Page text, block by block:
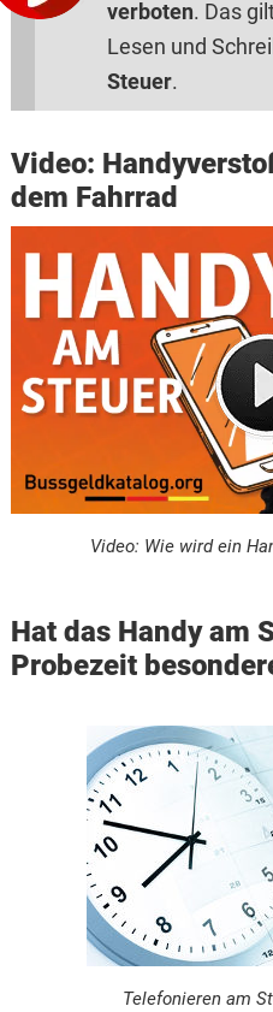
verboten. Das
Lesen und
Steuer.
Video:
dem Fahrrad
Video: Wie wird ein
Hat das Handy am
Probezeit
Telefonieren am